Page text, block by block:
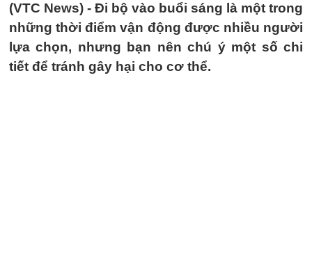
(VTC News) - Đi bộ vào buổi sáng là một trong
những thời điểm vận động được nhiều người
lựa chọn, nhưng bạn nên chú ý một số chi
tiết để tránh gây hại cho cơ thể.